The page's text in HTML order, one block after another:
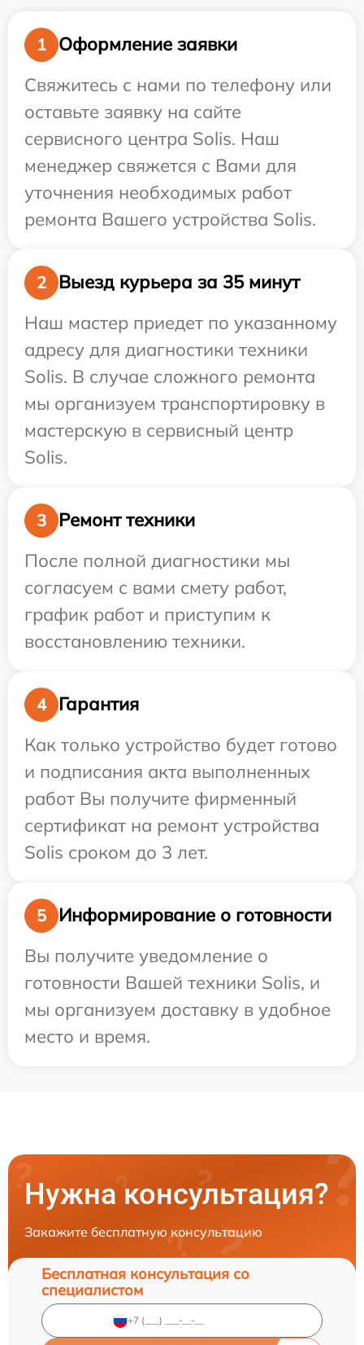
1
Оформление заявки
Свяжитесь с нами по телефону или
оставьте заявку на сайте
сервисного центра Solis. Наш
менеджер свяжется с Вами для
уточнения необходимых работ
ремонта Вашего устройства Solis.
2
Выезд курьера за 35 минут
Наш мастер приедет по указанному
адресу для диагностики техники
Solis. В случае сложного ремонта
мы организуем транспортировку в
мастерскую в сервисный центр
Solis.
3
Ремонт техники
После полной диагностики мы
согласуем с вами смету работ,
график работ и приступим к
восстановлению техники.
4
Гарантия
Как только устройство будет готово
и подписания акта выполненных
работ Вы получите фирменный
сертификат на ремонт устройства
Solis сроком до 3 лет.
5
Информирование о готовности
Вы получите уведомление о
готовности Вашей техники Solis, и
мы организуем доставку в удобное
место и время.
Нужна консультация?
Закажите бесплатную консультацию
Бесплатная консультация со
специалистом